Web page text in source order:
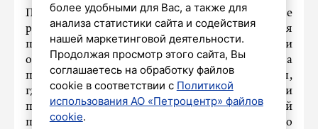
Председатель Избирательной комиссии также
рассказал, что в Единый день голосования
помогать избирателям будут волонтеры восьми
общественных организаций. На
платформе Добро.рф есть специальный раздел,
где любой желающий может подать заявку и
присоединиться к работе в избирательный
период. Его создали в рамках федерального
более удобными для Вас, а также для
анализа статистики сайта и содействия
нашей маркетинговой деятельности.
Продолжая просмотр этого сайта, Вы
соглашаетесь на обработку файлов
cookie в соответствии с Политикой
использования АО «Петроцентр» файлов
cookie.